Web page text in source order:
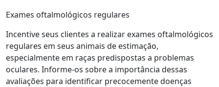
Exames oftalmológicos regulares
Incentive seus clientes a realizar exames oftalmológicos
regulares em seus animais de estimação,
especialmente em raças predispostas a problemas
oculares. Informe-os sobre a importância dessas
avaliações para identificar precocemente doenças